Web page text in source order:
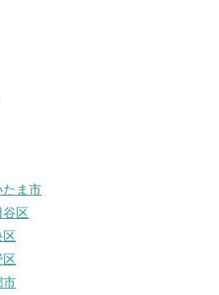
たま市
谷区
区
区
市